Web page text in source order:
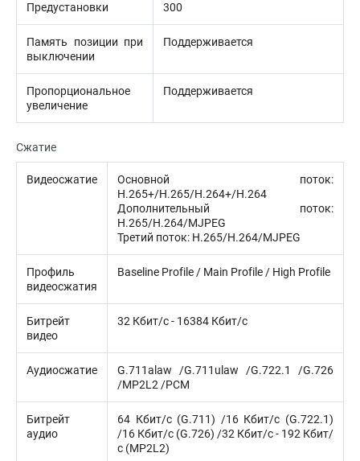
Предустановки 300
Память позиции при
выключении
Поддерживается
Пропорциональное
увеличение
Поддерживается
Сжатие
Видеосжатие
Основной поток:
H.265+/H.265/H.264+/H.264
Дополнительный поток:
H.265/H.264/MJPEG
Третий поток: H.265/H.264/MJPEG
Профиль
видеосжатия
Baseline Profile / Main Profile / High Profile
Битрейт
видео
32 Кбит/с - 16384 Кбит/с
Аудиосжатие
G.711alaw /G.711ulaw /G.722.1 /G.726
/MP2L2 /PCM
Битрейт
аудио
64 Кбит/с (G.711) /16 Кбит/с (G.722.1)
/16 Кбит/с (G.726) /32 Кбит/с - 192 Кбит/
с (MP2L2)